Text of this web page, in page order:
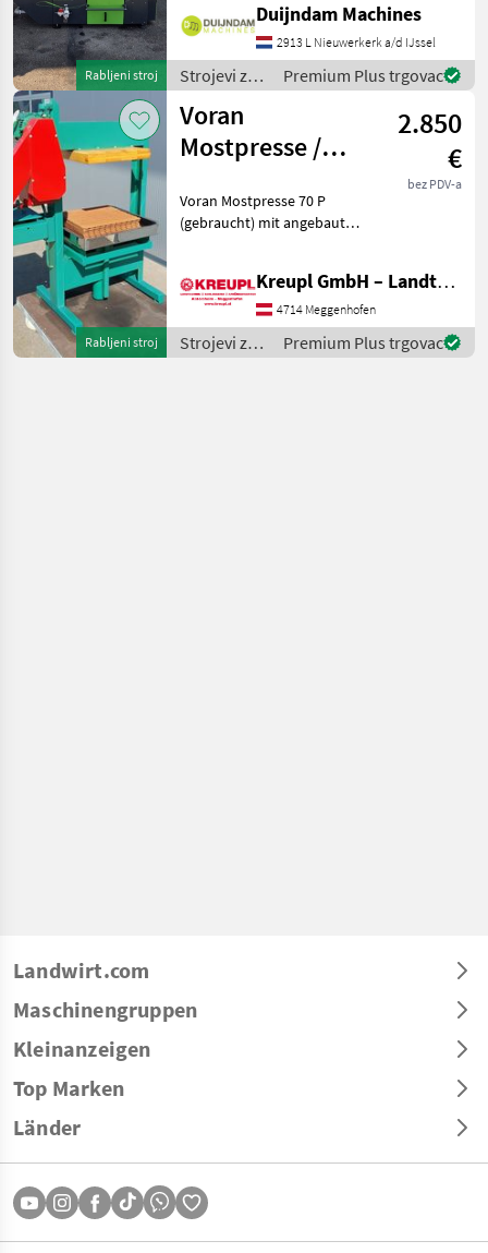
Rabljeni stroj
Papiertopfmaschine mit 4
Produktionslinien, Baujahr
2020.Die Maschine befindet
sich in gutem Zustand und
wurde nur
Duijndam Machines
2913 L Nieuwerkerk a/d IJssel
Strojevi za
voćarstvo /
Sonstige
Premium Plus trgovac
Rabljeni stroj
Voran
Mostpresse /
2.850
€
bez PDV-a
Voran Mostpresse 70 P
(gebraucht) mit angebauter
angebauter Mühle! Mit
Presstücher und
Presseinlagen! Ölwechse
Kreupl GmbH – Landtechnik – Schlosserei – Anhänger
4714 Meggenhofen
Strojevi za
voćarstvo /
Premium Plus trgovac
Landwirt.com
Maschinengruppen
Kleinanzeigen
Top Marken
Länder